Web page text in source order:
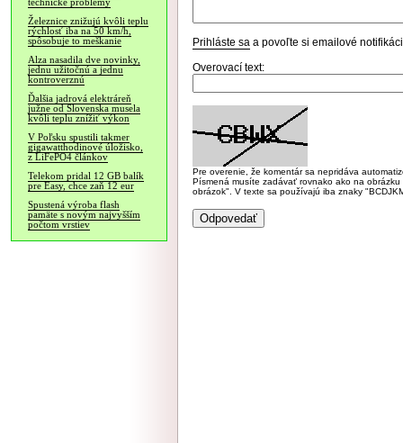
technické problémy
Železnice znižujú kvôli teplu
rýchlosť iba na 50 km/h,
spôsobuje to meškanie
Alza nasadila dve novinky,
jednu užitočnú a jednu
kontroverznú
Ďalšia jadrová elektráreň
južne od Slovenska musela
kvôli teplu znížiť výkon
V Poľsku spustili takmer
gigawatthodinové úložisko,
z LiFePO4 článkov
Telekom pridal 12 GB balík
pre Easy, chce zaň 12 eur
Spustená výroba flash
pamäte s novým najvyšším
počtom vrstiev
Prihláste sa a povoľte si emailové
Overovací text:
Pre overenie, že komentár sa nepridáva
Písmená musíte zadávať rovnako ako na
obrázok". V texte sa používajú iba znaky